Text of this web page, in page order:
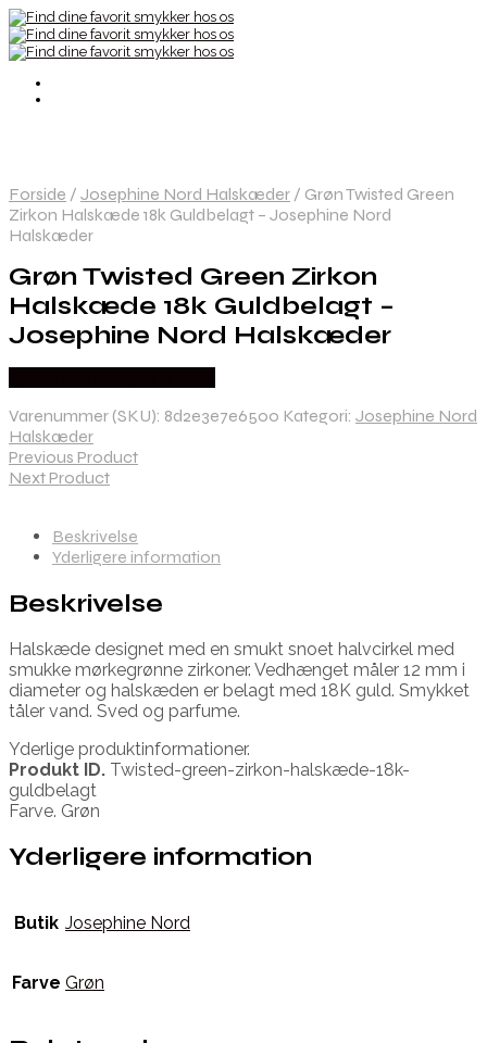
Forside / Josephine Nord Halskæder / Grøn Twisted Green
Zirkon Halskæde 18k Guldbelagt – Josephine Nord
Halskæder
Grøn Twisted Green Zirkon
Halskæde 18k Guldbelagt –
Josephine Nord Halskæder
Varenummer (SKU): 8d2e3e7e6500 Kategori: Josephine Nord
Halskæder
Previous Product
Next Product
Beskrivelse
Yderligere information
Beskrivelse
Halskæde designet med en smukt snoet halvcirkel med
smukke mørkegrønne zirkoner. Vedhænget måler 12 mm i
diameter og halskæden er belagt med 18K guld. Smykket
tåler vand. Sved og parfume.
Yderlige produktinformationer.
Produkt ID. Twisted-green-zirkon-halskæde-18k-
guldbelagt
Farve. Grøn
Yderligere information
Butik Josephine Nord
Farve Grøn